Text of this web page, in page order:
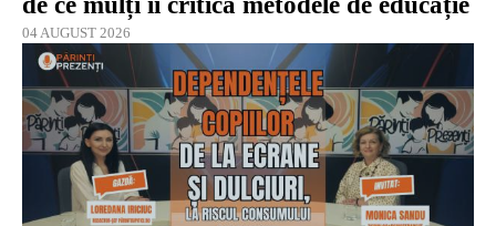
04 AUGUST 2026